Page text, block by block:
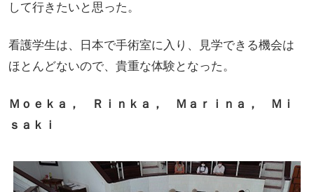
して行きたいと思った。
看護学生は、日本で手術室に入り、見学できる機会は
ほとんどないので、貴重な体験となった。
Ｍｏｅｋａ， Ｒｉｎｋａ， Ｍａｒｉｎａ， Ｍｉ
ｓａｋｉ